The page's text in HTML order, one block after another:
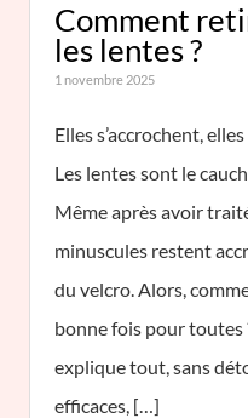
Comment
les lentes ?
1 novembre 2025
Elles s’accrochent,
Les lentes sont le
Même après avoir
minuscules restent
du velcro. Alors,
bonne fois pour toutes
explique tout, sans
efficaces, […]